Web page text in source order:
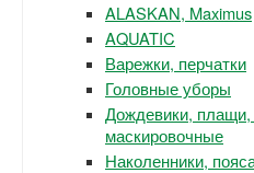
ALASKAN, Maximus
AQUATIC
Варежки, перчатки
Головные уборы
Дождевики,
маскировочные
Наколенники,